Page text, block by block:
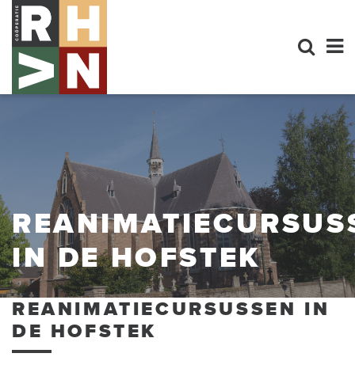
IN DE HOFSTEK
REANIMATIECURSUSSEN IN
DE HOFSTEK